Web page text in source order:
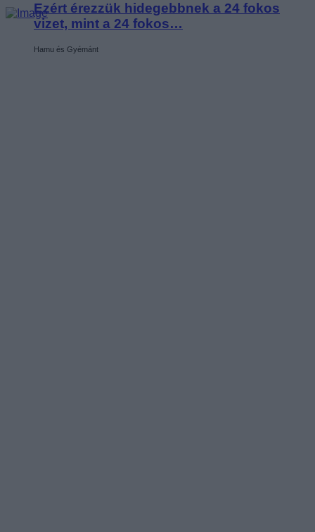
Ezért érezzük hidegebbnek a 24 fokos
vizet, mint a 24 fokos…
Hamu és Gyémánt